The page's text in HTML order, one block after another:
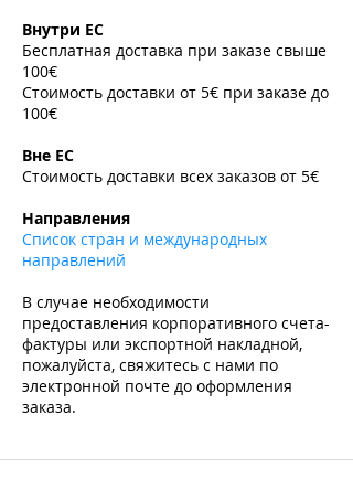
Внутри ЕС
Бесплатная доставка при заказе свыше
100€
Стоимость доставки от 5€ при заказе до
100€
Вне ЕС
Стоимость доставки всех заказов от 5€
Направления
Список стран и международных
направлений
В случае необходимости
предоставления корпоративного счета-
фактуры или экспортной накладной,
пожалуйста, свяжитесь с нами по
электронной почте до оформления
заказа.